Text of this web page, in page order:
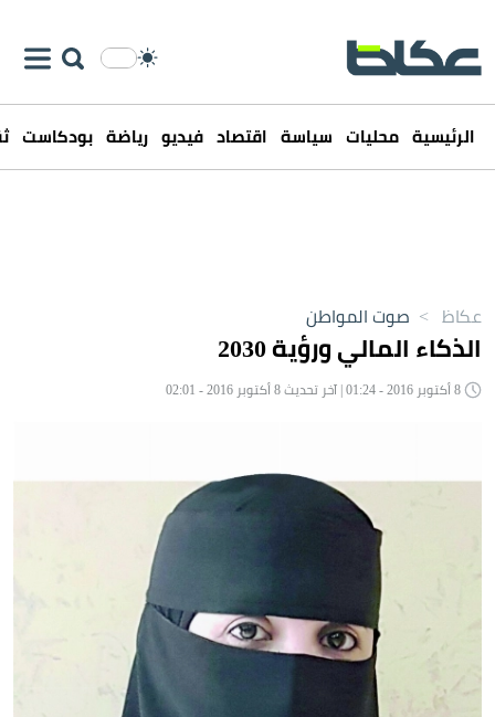
الرئيسية محليات سياسة اقتصاد فيديو رياضة بودكاست
عكاظ > صوت المواطن
الذكاء المالي ورؤية 2030